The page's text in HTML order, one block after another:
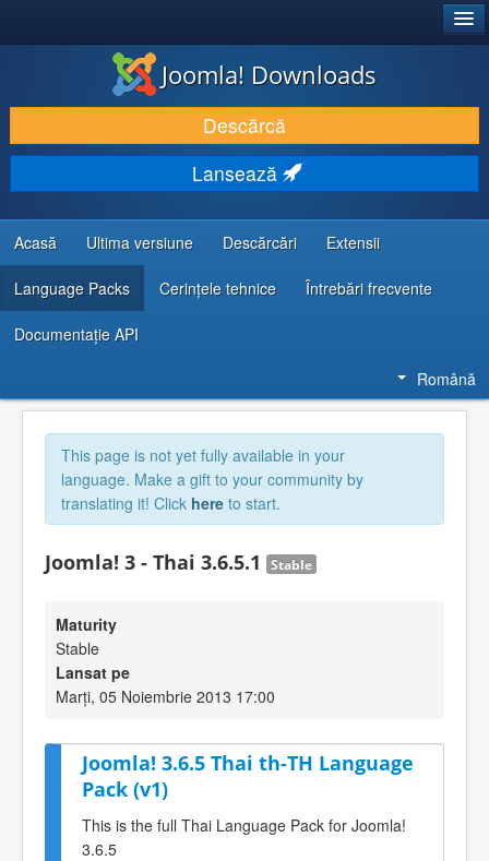
DESCARCĂ & ȘI EXTINDE
DESCOPERĂ & ÎNVAȚĂ
COMUNITATE & SUPORT
RESURSE DEZVOLTATORI
Joomla! Downloads
Descărcă
Lansează
Acasă Ultima versiune Descărcări Extensii
Language Packs Cerințele tehnice Întrebări frecvente
Documentaţie API
Română
This page is not yet fully available in your
language. Make a gift to your community by
translating it! Click here to start.
Joomla! 3 - Thai 3.6.5.1 Stable
Maturity
Stable
Lansat pe
Marți, 05 Noiembrie 2013 17:00
Joomla! 3.6.5 Thai th-TH Language
Pack (v1)
This is the full Thai Language Pack for Joomla!
3.6.5